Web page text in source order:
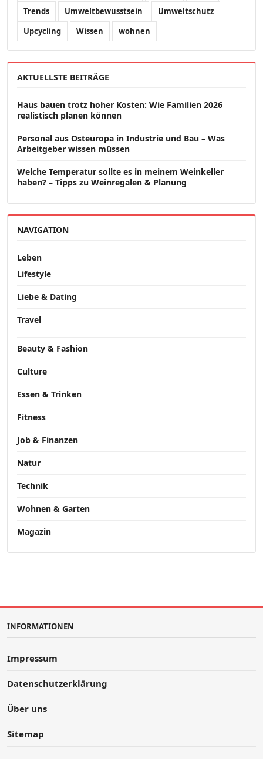
Trends Umweltbewusstsein
Umweltschutz
Upcycling
Wissen wohnen
AKTUELLSTE BEITRÄGE
Haus bauen trotz hoher Kosten: Wie Familien 2026
realistisch planen können
Personal aus Osteuropa in Industrie und Bau – Was
Arbeitgeber wissen müssen
Welche Temperatur sollte es in meinem Weinkeller
haben? – Tipps zu Weinregalen & Planung
NAVIGATION
Leben
Lifestyle
Liebe & Dating
Travel
Beauty & Fashion
Culture
Essen & Trinken
Fitness
Job & Finanzen
Natur
Technik
Wohnen & Garten
Magazin
INFORMATIONEN
Impressum
Datenschutzerklärung
Über uns
Sitemap